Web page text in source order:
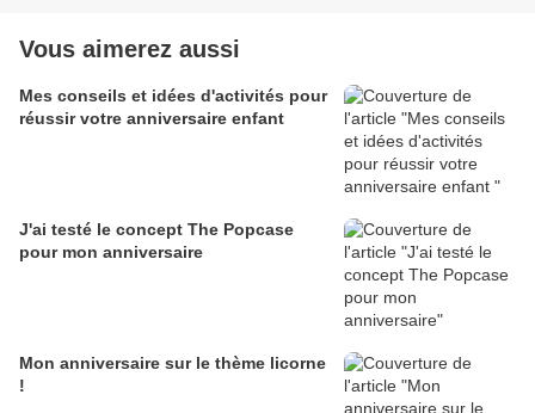
Vous aimerez aussi
Mes conseils et idées d'activités pour
réussir votre anniversaire enfant
J'ai testé le concept The Popcase
pour mon anniversaire
Mon anniversaire sur le thème licorne
!